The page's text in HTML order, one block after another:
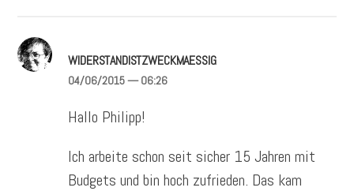
WIDERSTANDISTZWECKMAESSIG
04/06/2015— 06:26
Hallo Philipp!
Ich arbeite schon seit sicher 15 Jahren mit
Budgets und bin hoch zufrieden. Das kam